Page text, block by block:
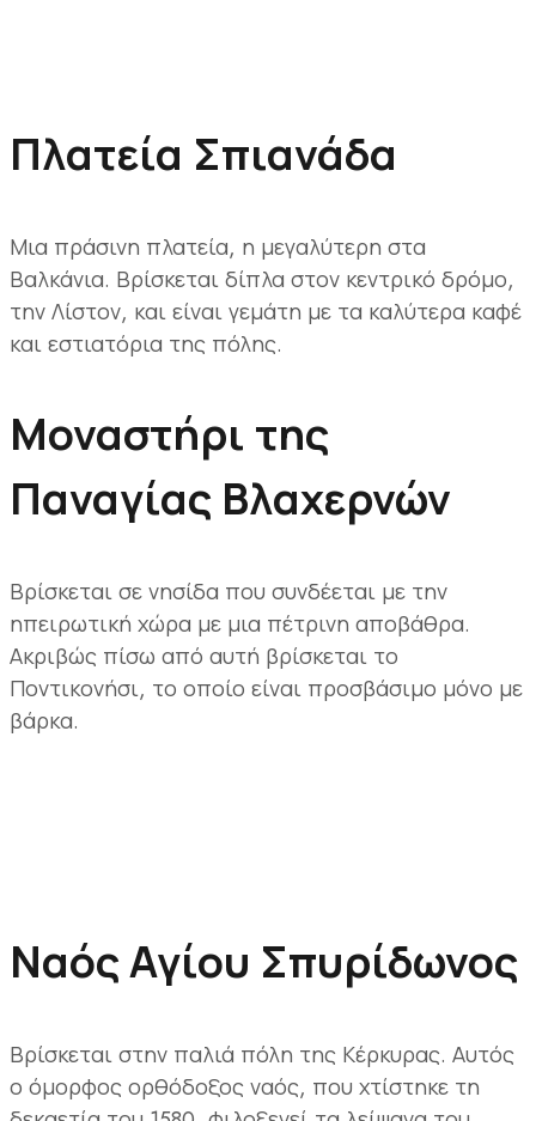
Πλατεία Σπιανάδα
Μια πράσινη πλατεία, η μεγαλύτερη στα
Βαλκάνια. Βρίσκεται δίπλα στον κεντρικό δρόμο,
την Λίστον, και είναι γεμάτη με τα καλύτερα καφέ
και εστιατόρια της πόλης.
Μοναστήρι της
Παναγίας Βλαχερνών
Βρίσκεται σε νησίδα που συνδέεται με την
ηπειρωτική χώρα με μια πέτρινη αποβάθρα.
Ακριβώς πίσω από αυτή βρίσκεται το
Ποντικονήσι, το οποίο είναι προσβάσιμο μόνο με
βάρκα.
Ναός Αγίου Σπυρίδωνος
Βρίσκεται στην παλιά πόλη της Κέρκυρας. Αυτός
ο όμορφος ορθόδοξος ναός, που χτίστηκε τη